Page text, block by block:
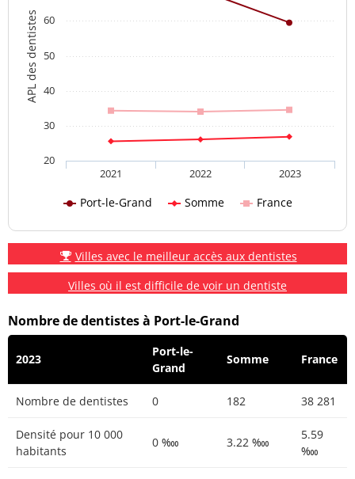
APL des dentistes
Port-le-Grand Somme France
2021 2022 2023
20
30
40
50
60
Villes avec le meilleur accès aux dentistes
Villes où il est difficile de voir un dentiste
Nombre de dentistes à Port-le-Grand
2023
Port-le-
Grand
Somme France
Nombre de dentistes 0 182 38 281
Densité pour 10 000
habitants
0 ‱ 3.22 ‱
5.59
‱